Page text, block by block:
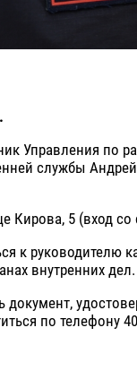
Управления по
службы
Кирова, 5 (вход
к руководителю
внутренних дел.
документ,
по телефону